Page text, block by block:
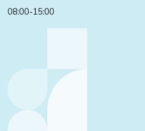
08:00-15:00